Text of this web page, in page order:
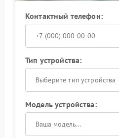
Контактный телефон:
Тип устройства:
Выберите тип устройства
Модель устройства: